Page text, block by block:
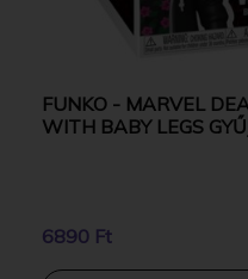
FUNKO - MARVEL
WITH BABY LEGS
6890 Ft